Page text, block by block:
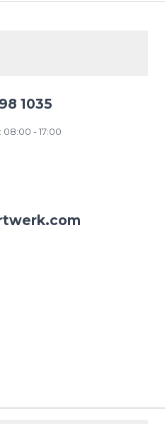
1035
- 17:00